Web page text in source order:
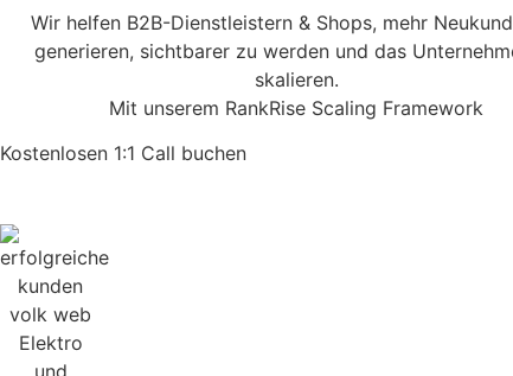
Wir helfen B2B-Dienstleistern & Shops, mehr
generieren, sichtbarer zu werden und das
skalieren.
Mit unserem RankRise Scaling Framework
Kostenlosen 1:1 Call buchen